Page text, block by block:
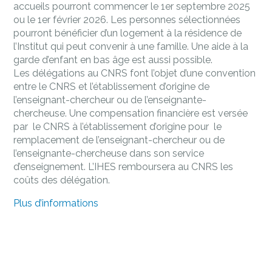
accueils pourront commencer le 1er septembre 2025
ou le 1er février 2026. Les personnes sélectionnées
pourront bénéficier d’un logement à la résidence de
l’Institut qui peut convenir à une famille. Une aide à la
garde d’enfant en bas âge est aussi possible.
Les délégations au CNRS font l’objet d’une convention
entre le CNRS et l’établissement d’origine de
l’enseignant-chercheur ou de l’enseignante-
chercheuse. Une compensation financière est versée
par le CNRS à l’établissement d’origine pour le
remplacement de l’enseignant-chercheur ou de
l’enseignante-chercheuse dans son service
d’enseignement. L’IHES remboursera au CNRS les
coûts des délégation.
Plus d’informations